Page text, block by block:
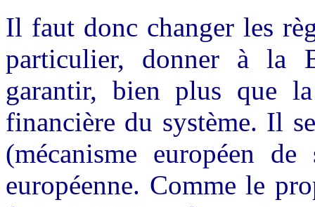
Il faut donc changer les
particulier, donner à la
garantir, bien plus que
financière du système. Il
(mécanisme européen
européenne. Comme le